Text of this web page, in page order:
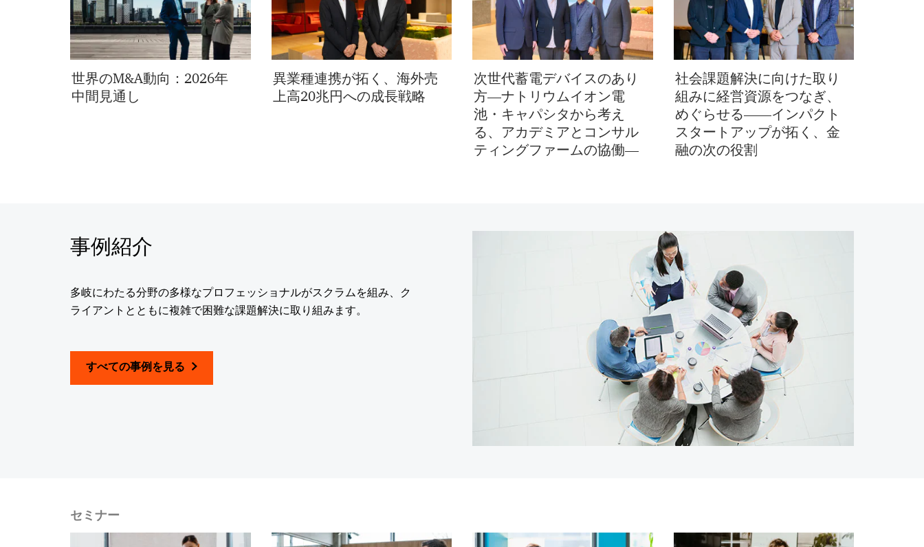
世界のM&A動向：2026年
中間見通し
異業種連携が拓く、海外売
上高20兆円への成長戦略
次世代蓄電デバイスのあり
方―ナトリウムイオン電
池・キャパシタから考え
る、アカデミアとコンサル
ティングファームの協働―
社会課題解決に向けた取り
組みに経営資源をつなぎ、
めぐらせる――インパクト
スタートアップが拓く、金
融の次の役割
事例紹介
多岐にわたる分野の多様なプロフェッショナルがスクラムを組み、ク
ライアントとともに複雑で困難な課題解決に取り組みます。
すべての事例を見る
セミナー